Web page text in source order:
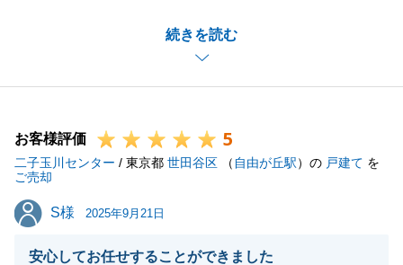
続きを読む
I様に取りまして満足いく取引になりまして担当者と
しても嬉しく思います。
お客様評価 5
二子玉川センター / 東京都 世田谷区 （ 自由が丘駅）の 戸建て を
ご売却
S様
S様 2025年9月21日
安心してお任せすることができました